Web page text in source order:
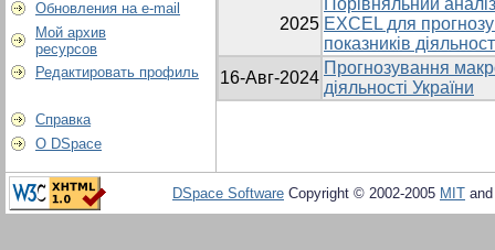
Обновления на e-mail
Мой архив
ресурсов
Редактировать профиль
Справка
О DSpace
2025
Порівняльний
EXCEL для
показників
16-Авг-2024
Прогнозування
діяльності України
DSpace Software Copyright © 2002-2005 MIT